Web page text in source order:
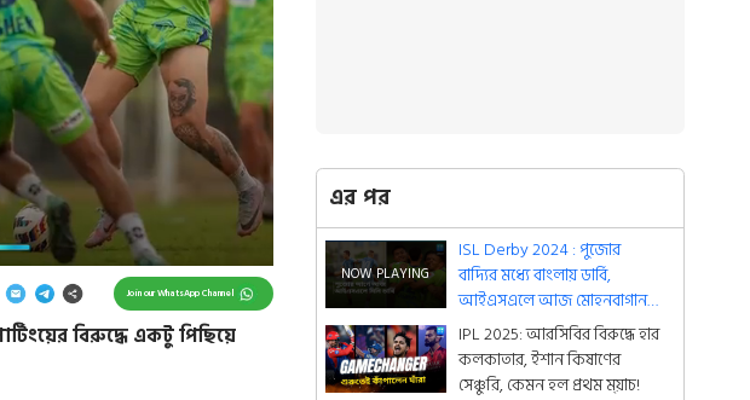
বিরুদ্ধে একটু পিছিয়ে
Join our WhatsApp Channel
এর পর
ISL Derby 2024 : পুজোর
বাদ্যির মধ্যে বাংলায় ডার্বি,
আইএসএলে আজ মোহনবাগান
বনাম মহমেডান স্পোর্টিং
IPL 2025: আরসিবির বিরুদ্ধে হার
কলকাতার, ইশান কিষাণের
সেঞ্চুরি, কেমন হল প্রথম ম্য়াচ!